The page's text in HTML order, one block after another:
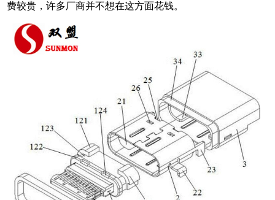
费较贵，许多厂商并不想在这方面花钱。